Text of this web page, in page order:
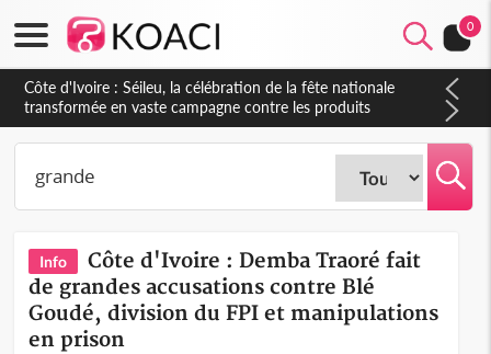
0
Côte d'Ivoire : Séileu, la célébration de la fête nationale
transformée en vaste campagne contre les produits
dépigmentants dangereux
Info
Côte d'Ivoire : Demba Traoré fait
de grandes accusations contre Blé
Goudé, division du FPI et manipulations
en prison